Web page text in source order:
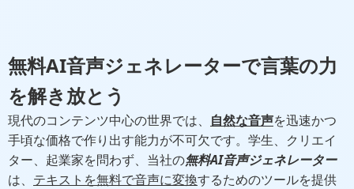
無料AI音声ジェネレーターで言葉の力
を解き放とう
現代のコンテンツ中心の世界では、 自然な音声を迅速かつ
手頃な価格で作り出す能力が不可欠です。学生、クリエイ
ター、起業家を問わず、当社の無料AI音声ジェネレーター
は、 テキストを無料で音声に変換するためのツールを提供